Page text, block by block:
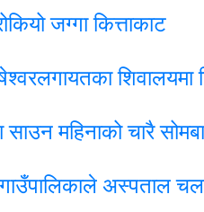
जग्गा कित्ताकाट
साउन महिनाको चारै
अस्पताल